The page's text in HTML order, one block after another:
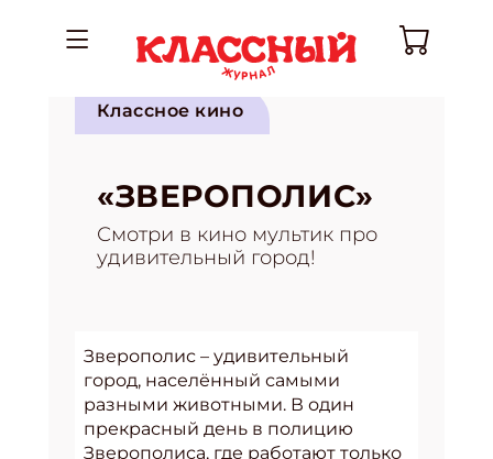
Классное кино
«ЗВЕРОПОЛИС»
Смотри в кино мультик про
удивительный город!
Зверополис – удивительный
город, населённый самыми
разными животными. В один
прекрасный день в полицию
Зверополиса, где работают только